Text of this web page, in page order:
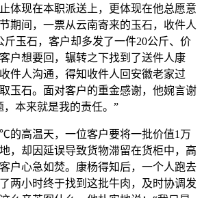
体现在本职派送上，更体现在他总愿意
期间，一票从云南寄来的玉石，收件人
斤玉石，客户却多发了一件20公斤、价
户想要回，辗转之下找到了送件人康
件人沟通，得知收件人回安徽老家过
玉石。面对客户的重金感谢，他婉言谢
本来就是我的责任。”
的高温天，一位客户要将一批价值1万
，却因延误导致货物滞留在货柜中，高
户心急如焚。康杨得知后，一个人跑去
两小时终于找到这批牛肉，及时协调发